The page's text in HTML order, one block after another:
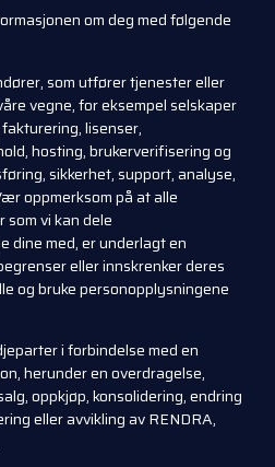
om deg med følgende
som utfører tjenester eller
vegne, for eksempel selskaper
lisenser,
hosting, brukerverifisering og
sikkerhet, support, analyse,
oppmerksom på at alle
vi kan dele
dine med, er underlagt en
eller innskrenker deres
og bruke personopplysningene
i forbindelse med en
herunder en overdragelse,
oppkjøp, konsolidering, endring
eller avvikling av RENDRA,